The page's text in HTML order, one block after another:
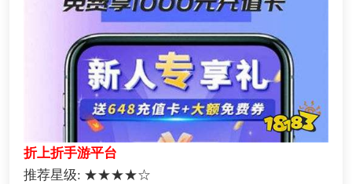
折上折手游平台
推荐星级: ★★★★☆